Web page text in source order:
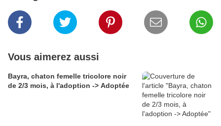
Vous aimerez aussi
Bayra, chaton femelle tricolore noir
de 2/3 mois, à l'adoption -> Adoptée